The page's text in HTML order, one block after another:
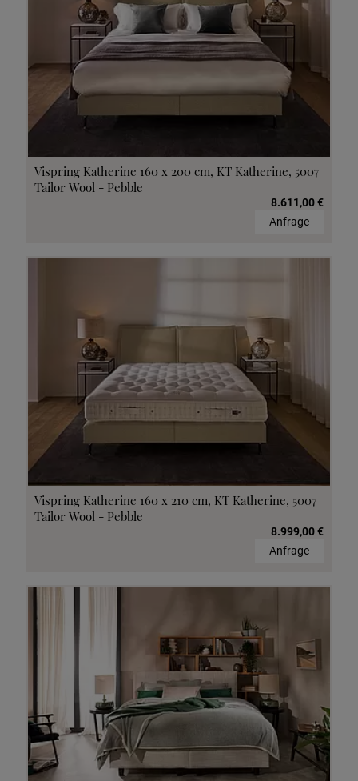
Vispring Katherine 160 x 200 cm, KT Katherine, 5007
Tailor Wool - Pebble
8.611,00 €
Anfrage
Vispring Katherine 160 x 210 cm, KT Katherine, 5007
Tailor Wool - Pebble
8.999,00 €
Anfrage